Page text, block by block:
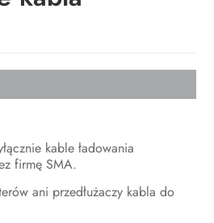
kable ładowania
firmę SMA.
ani przedłużaczy kabla do